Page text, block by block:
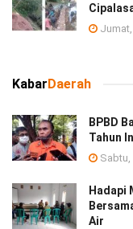
KabarDaerah
BPBD
Tahun
Sabtu,
Hadapi
Air